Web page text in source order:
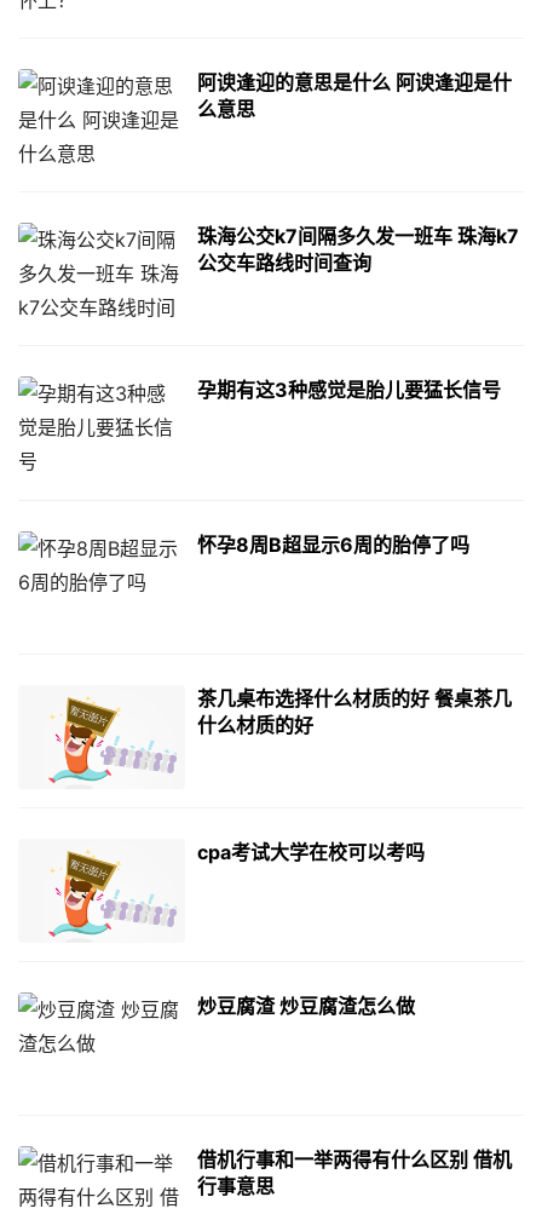
阿谀逢迎的意思是什么 阿谀逢迎是什
么意思
珠海公交k7间隔多久发一班车 珠海k7
公交车路线时间查询
孕期有这3种感觉是胎儿要猛长信号
怀孕8周B超显示6周的胎停了吗
茶几桌布选择什么材质的好 餐桌茶几
什么材质的好
cpa考试大学在校可以考吗
炒豆腐渣 炒豆腐渣怎么做
借机行事和一举两得有什么区别 借机
行事意思